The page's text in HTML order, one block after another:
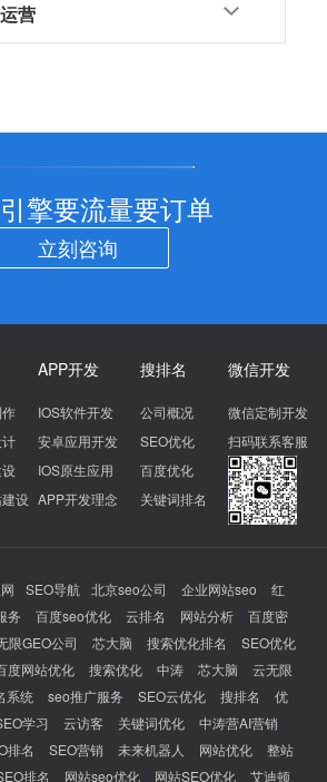
营
擎要流量要订单
立刻咨询
设
APP开发
IOS软件开发
安卓应用开发
IOS原生应用
APP开发理念
搜排名
公司概况
SEO优化
百度优化
关键词排名
微信开发
微信定制开发
扫码联系客服
SEO导航 北京seo公司 企业网站seo
红
务 百度seo优化 云排名 网站分析
百度密
限GEO公司 芯大脑 搜索优化排名
SEO优化
度网站优化 搜索优化 中涛 芯大脑
云无限
系统 seo推广服务 SEO云优化 搜排名
优
学习 云访客 关键词优化
中涛营AI营销
排名 SEO营销 未来机器人 网站优化
整站
排名 网站seo优化 网站SEO优化 艾迪顿